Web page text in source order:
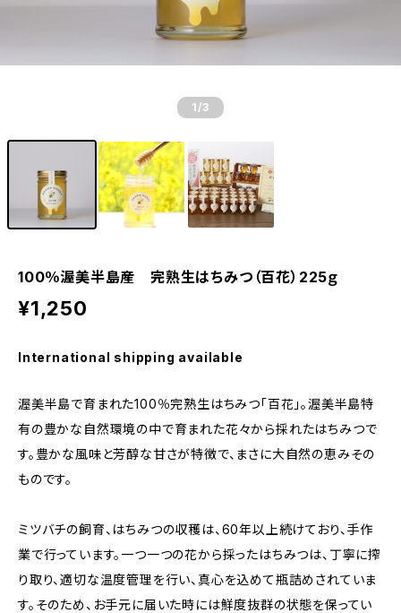
1 /3
100％渥美半島産 完熟生はちみつ（百花）225ｇ
¥1,250
International shipping available
渥美半島で育まれた100％完熟生はちみつ「百花」。渥美半島特
有の豊かな自然環境の中で育まれた花々から採れたはちみつで
す。豊かな風味と芳醇な甘さが特徴で、まさに大自然の恵みその
ものです。
ミツバチの飼育、はちみつの収穫は、60年以上続けており、手作
業で行っています。一つ一つの花から採ったはちみつは、丁寧に搾
り取り、適切な温度管理を行い、真心を込めて瓶詰めされていま
す。そのため、お手元に届いた時には鮮度抜群の状態を保ってい